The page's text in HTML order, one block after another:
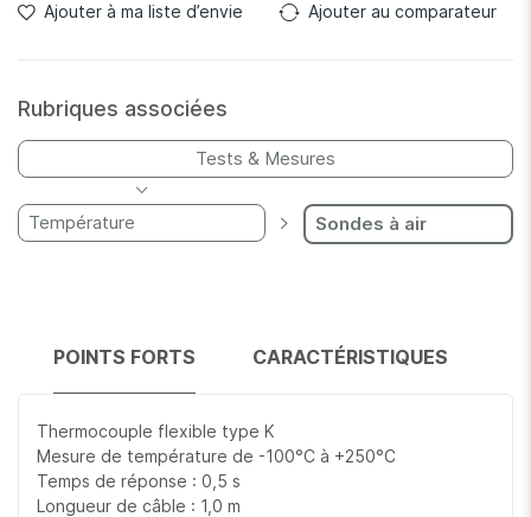
Ajouter à ma liste d’envie Ajouter au comparateur
Rubriques associées
Tests & Mesures
Température Sondes à air
POINTS FORTS CARACTÉRISTIQUES
Thermocouple flexible type K
Mesure de température de -100°C à +250°C
Temps de réponse : 0,5 s
Longueur de câble : 1,0 m